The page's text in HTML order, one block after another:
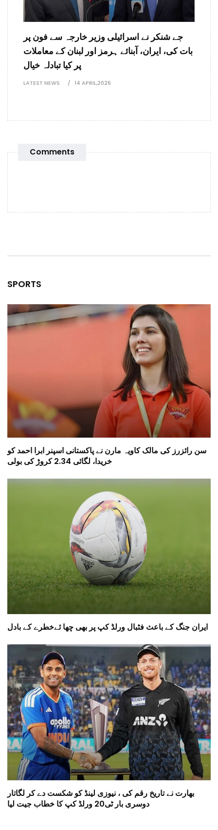
جے شنکر نے اسرائیلی وزیر خارجہ سے فون پر
بات کی، ایران، آبنائے ہرمز اور لبنان کے معاملات
پر کیا تبادلہ خیال
LATEST NEWS 14 APRIL,2026
Comments
SPORTS
سن رائزرز کی مالک کاویہ مارن نے پاکستانی اسپنر ابرا احمد کو
خریدا، لگائی 2.34 کروڑ کی بولی
ایران جنگ کے باعث فٹبال ورلڈ کپ پر بھی چھا ئےخطرے کے بادل
بھارت نے تاریخ رقم کی ، نیوزی لینڈ کو شکست دے کر لگاتار
دوسری بار ٹی20 ورلڈ کپ کا خطاب جیت لیا